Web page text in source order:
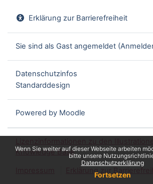
Wenn Sie weiter auf dieser Webseite arbeiten
bitte unsere
Datenschutzerklärung
Fortsetzen
Erklärung zur Barrierefreiheit
Sie sind als Gast angemeldet (
Datenschutzinfos
Standarddesign
Powered by Moodle
Knowledge Base
Erklärung zur